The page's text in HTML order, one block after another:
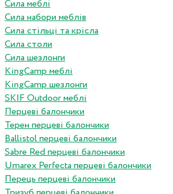
Сила меблі
Сила набори меблів
Сила стільці та крісла
Сила столи
Сила шезлонги
KingCamp меблі
KingCamp шезлонги
SKIF Outdoor меблі
Перцеві балончики
Терен перцеві балончики
Ballistol перцеві балончики
Sabre Red перцеві балончики
Umarex Perfecta перцеві балончики
Перець перцеві балончики